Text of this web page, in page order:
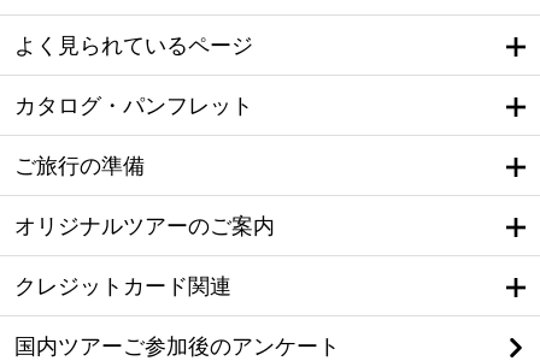
よく見られているページ
カタログ・パンフレット
ご旅行の準備
オリジナルツアーのご案内
クレジットカード関連
国内ツアーご参加後のアンケート